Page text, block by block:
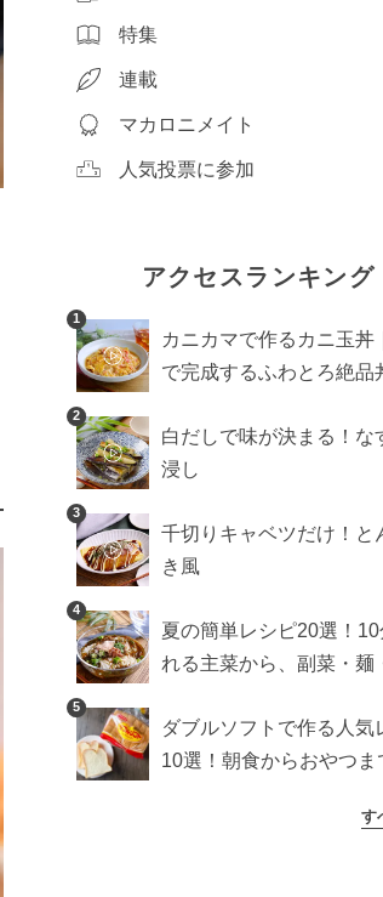
特集
連載
マカロニメイト
人気投票に参加
アクセスランキング
1
カニカマで作るカニ玉丼
で完成するふわとろ絶品
2
白だしで味が決まる！な
浸し
3
千切りキャベツだけ！と
き風
4
夏の簡単レシピ20選！
れる主菜から、副菜・麺
5
ダブルソフトで作る人気
10選！朝食からおやつま
す